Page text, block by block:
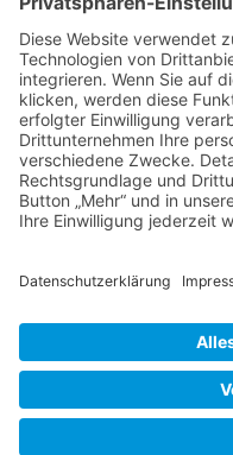
Grey, welche
normannischen
waren.…Greys
Court
-
Liebe Leser! Ihr
informieren lassen,
Wurzerlsgarten
diesem Link und
Cookie-